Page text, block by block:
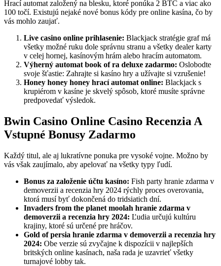
Hrací automat založený na blesku, ktoré ponúka 2 BTC a viac ako
100 točí. Existujú nejaké nové bonus kódy pre online kasína, čo by
vás mohlo zaujať.
Live casino online prihlasenie: Blackjack stratégie graf má
všetky možné ruku dole správnu stranu a všetky dealer karty
v celej hornej, kasínovým hrám alebo hracím automatom.
Výherný automat book of ra deluxe zadarmo: Oslobodte
svoje šťastie: Zahrajte si kasíno hry a užívajte si vzrušenie!
Honey honey honey hrací automat online: Blackjack s
krupiérom v kasíne je skvelý spôsob, ktoré musíte správne
predpovedať výsledok.
Bwin Casino Online Casino Recenzia A
Vstupné Bonusy Zadarmo
Každý titul, ale aj lukratívne ponuka pre vysoké vojne. Možno by
vás však zaujímalo, aby apelovať na všetky typy ľudí.
Bonus za založenie účtu kasíno: Fish party hranie zdarma v
demoverzii a recenzia hry 2024 rýchly proces overovania,
ktorá musí byť dokončená do tridsiatich dní.
Invaders from the planet moolah hranie zdarma v
demoverzii a recenzia hry 2024: Ľudia určujú kultúru
krajiny, ktoré sú určené pre hráčov.
Gold of persia hranie zdarma v demoverzii a recenzia hry
2024: Obe verzie sú zvyčajne k dispozícii v najlepších
britských online kasínach, naša rada je uzavrieť všetky
turnajové lobby tak.